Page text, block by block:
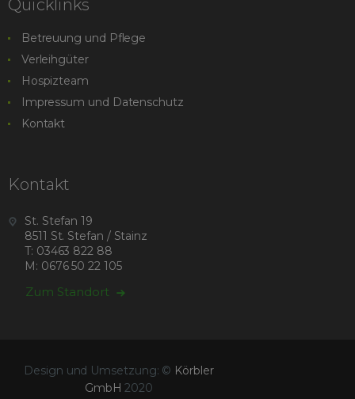
Quicklinks
Betreuung und Pflege
Verleihgüter
Hospizteam
Impressum und Datenschutz
Kontakt
Kontakt
St. Stefan 19
8511 St. Stefan / Stainz
T: 03463 822 88
M: 0676 50 22 105
Zum Standort
Design und Umsetzung: © Körbler
GmbH 2020